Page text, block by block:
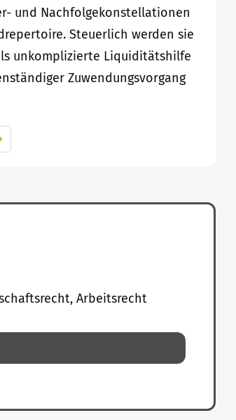
und Nachfolgekonstellationen
Steuerlich werden sie
unkomplizierte Liquiditätshilfe
Zuwendungsvorgang
Arbeitsrecht